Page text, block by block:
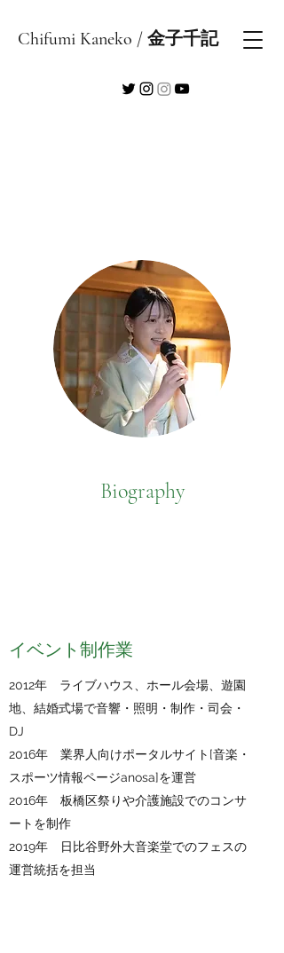
Chifumi Kaneko / 金子千記
Biography
​​イベント制作業
2012年 ライブハウス、ホール会場、遊園
地、結婚式場で音響・照明・制作・司会・
DJ
2016年 業界人向けポータルサイト[音楽・
スポーツ情報ページanosa]を運営
2016年 板橋区祭りや介護施設でのコンサ
ートを制作
2019年 日比谷野外大音楽堂でのフェスの
運営統括を担当